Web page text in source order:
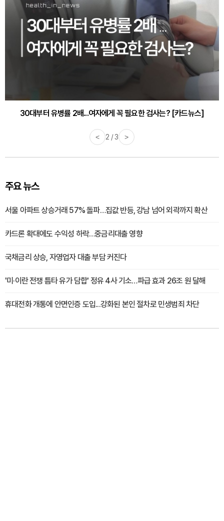
30대부터 유병률 2배...여자에게 꼭 필요한 검사는? [카드뉴스]
감기·독감 예방하고 면역력 높이는 4가지 영양제 [카드뉴스]
< 2 / 3 >
주요 뉴스
서울 아파트 상승거래 57% 돌파…집값 반등, 강남 넘어 외곽까지 확산
카드론 확대에도 수익성 하락…중금리대출 영향
국채금리 상승, 자영업자 대출 부담 커진다
'미·이란 전쟁 틈타 유가 담합' 정유 4사 기소…파급 효과 26조 원 달해
휴대전화 개통에 안면인증 도입...강화된 본인 절차로 민생범죄 차단